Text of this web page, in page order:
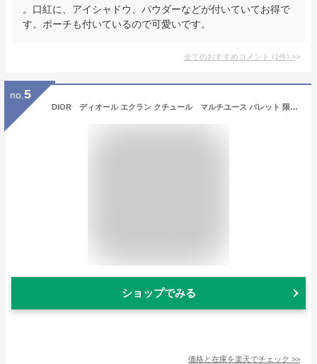
。口紅に、アイシャドウ、パウダーなどが付いていてお得で
す。ポーチも付いているので可愛いです。
全てのおすすめコメント (1件) >
no. 5
DIOR ディオール エクラン クチュール マルチユース パレット 限定 ホリデー リップ チーク アイシャドー ミラー鏡 DIOR-GIFT-Y0996372 コスメ ギフト セット コフレ 【新品/未使用/正規品】2022
ショップでみる
価格と在庫を楽天でチェック >>